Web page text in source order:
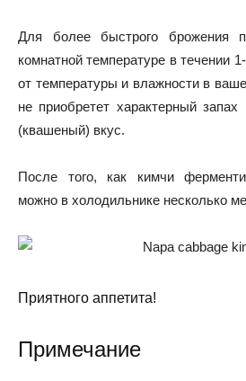
Для более быстрого брожения
комнатной температуре в течении
от температуры и влажности в
не приобретет характерный
(квашеный) вкус.
После того, как кимчи
можно в холодильнике несколько
Приятного аппетита!
Примечание